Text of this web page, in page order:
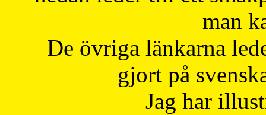
man
De övriga länkarna
gjort på
Jag har